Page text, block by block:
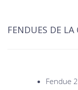
FENDUES DE
Fendue